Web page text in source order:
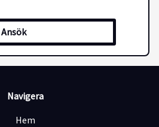
CV och personligt brev till
och bli en del av vårt
Ansök
Navigera
Hem